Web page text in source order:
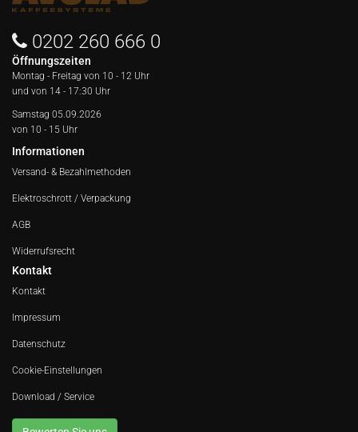
0202 260 666 0
Öffnungszeiten
Montag - Freitag von 10 - 12 Uhr
und von 14 - 17:30 Uhr
Samstag 05.09.2026
von 10 - 15 Uhr
Informationen
Versand- & Bezahlmethoden
Elektroschrott / Verpackung
AGB
Widerrufsrecht
Kontakt
Kontakt
Impressum
Datenschutz
Cookie-Einstellungen
Download / Service